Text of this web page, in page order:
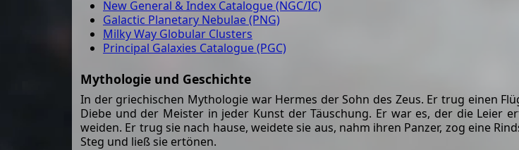
New General & Index Catalogue (NGC/IC)
Galactic Planetary Nebulae (PNG)
Milky Way Globular Clusters
Principal Galaxies Catalogue (PGC)
Mythologie und Geschichte
In der griechischen Mythologie war Hermes der Sohn des Zeus. Er trug einen
Diebe und der Meister in jeder Kunst der Täuschung. Er war es, der die Leier
weiden. Er trug sie nach hause, weidete sie aus, nahm ihren Panzer, zog eine
Steg und ließ sie ertönen.